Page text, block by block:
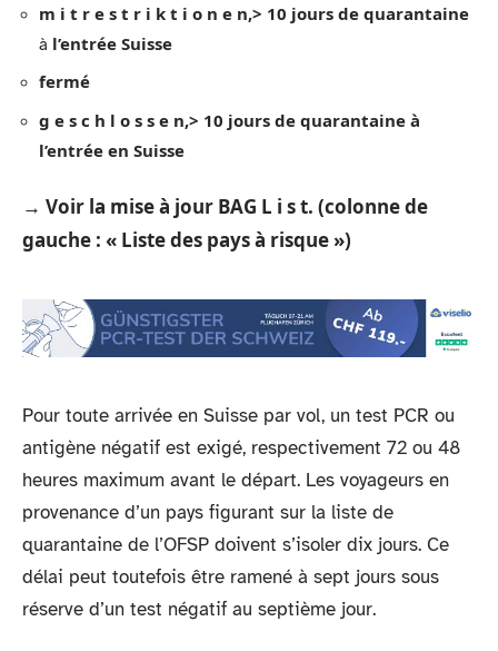
m i t r e s t r i k t i o n e n,> 10 jours de quarantaine
à l’entrée Suisse
fermé
g e s c h l o s s e n,> 10 jours de quarantaine à
l’entrée en Suisse
→ Voir la mise à jour BAG L i s t. (colonne de
gauche : « Liste des pays à risque »)
Pour toute arrivée en Suisse par vol, un test PCR ou
antigène négatif est exigé, respectivement 72 ou 48
heures maximum avant le départ. Les voyageurs en
provenance d’un pays figurant sur la liste de
quarantaine de l’OFSP doivent s’isoler dix jours. Ce
délai peut toutefois être ramené à sept jours sous
réserve d’un test négatif au septième jour.